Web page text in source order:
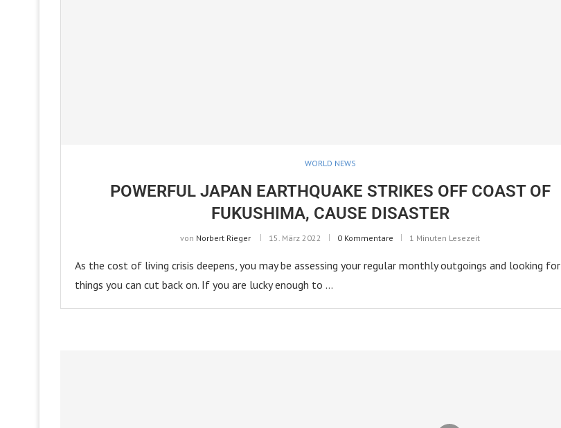
WORLD NEWS
POWERFUL JAPAN EARTHQUAKE STRIKES OFF COAST OF
FUKUSHIMA, CAUSE DISASTER
von Norbert Rieger 15. März 2022 0 Kommentare 1 Minuten Lesezeit
As the cost of living crisis deepens, you may be assessing your regular monthly outgoings and looking for
things you can cut back on. If you are lucky enough to …